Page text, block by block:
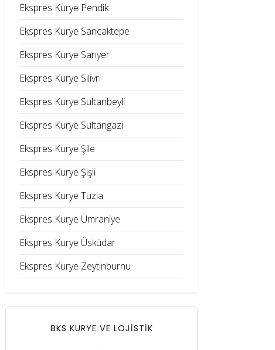
Ekspres Kurye Pendik
Ekspres Kurye Sancaktepe
Ekspres Kurye Sarıyer
Ekspres Kurye Silivri
Ekspres Kurye Sultanbeyli
Ekspres Kurye Sultangazi
Ekspres Kurye Şile
Ekspres Kurye Şişli
Ekspres Kurye Tuzla
Ekspres Kurye Ümraniye
Ekspres Kurye Üsküdar
Ekspres Kurye Zeytinburnu
BKS KURYE VE LOJİSTİK